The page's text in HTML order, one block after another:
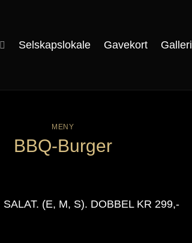
Selskapslokale Gavekort Galleri
MENY
BBQ-Burger
(E, M, S). DOBBEL KR 299,-